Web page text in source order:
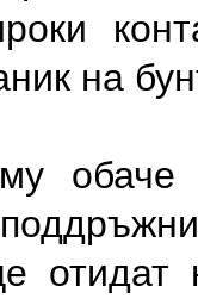
на
обаче
отидат